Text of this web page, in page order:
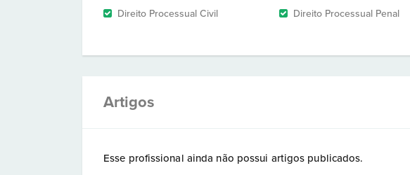
Direito Processual Civil
Direito Processual Penal
Artigos
Esse profissional ainda não possui artigos publicados.